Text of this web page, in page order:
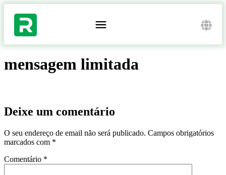
mensagem limitada
Deixe um comentário
O seu endereço de email não será publicado. Campos obrigatórios
marcados com *
Comentário *